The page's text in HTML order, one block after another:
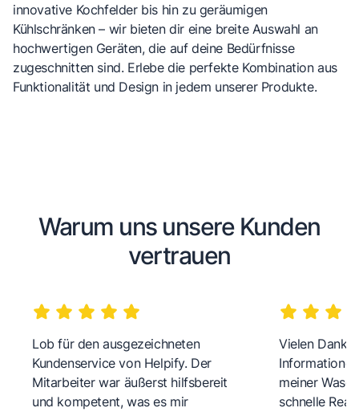
innovative Kochfelder bis hin zu geräumigen
Kühlschränken – wir bieten dir eine breite Auswahl an
hochwertigen Geräten, die auf deine Bedürfnisse
zugeschnitten sind. Erlebe die perfekte Kombination aus
Funktionalität und Design in jedem unserer Produkte.
Warum uns unsere Kunden
vertrauen
Lob für den ausgezeichneten
Kundenservice von Helpify. Der
Mitarbeiter war äußerst hilfsbereit
und kompetent, was es mir
Vielen Dank
meiner
schnelle